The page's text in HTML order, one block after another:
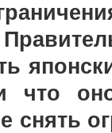
что
снять